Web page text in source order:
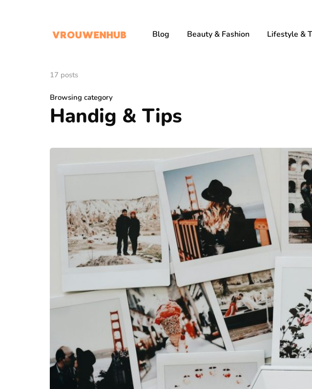
Blog Beauty & Fashion Lifestyle &
17 posts
Browsing category
Handig & Tips